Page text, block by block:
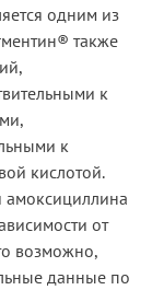
одним из
также
к
к
кислотой.
амоксициллина
от
возможно,
данные по